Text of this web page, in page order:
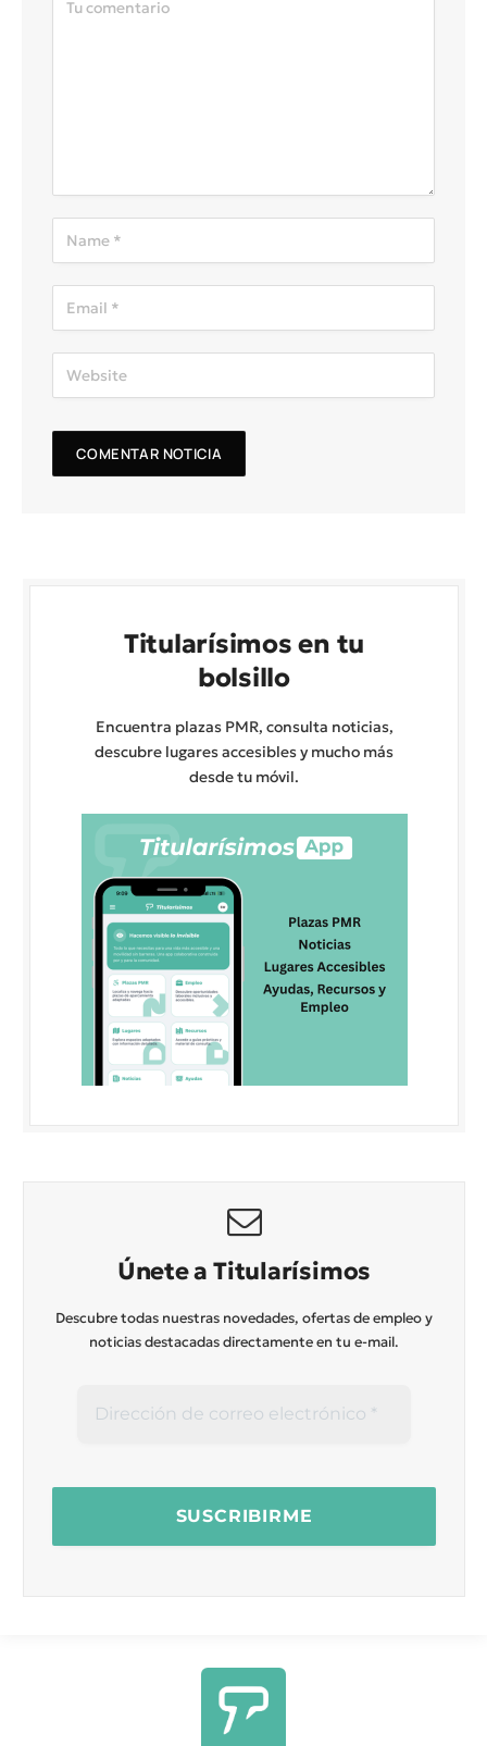
Titularísimos en tu
bolsillo
Encuentra plazas PMR, consulta noticias,
descubre lugares accesibles y mucho más
desde tu móvil.
Únete a Titularísimos
Descubre todas nuestras novedades, ofertas de empleo y
noticias destacadas directamente en tu e-mail.